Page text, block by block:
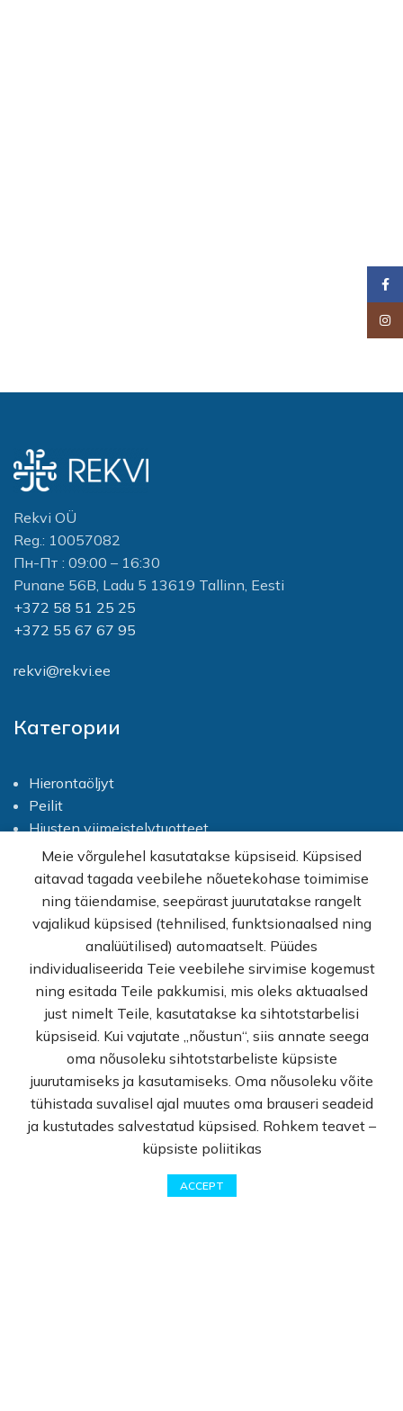
Rekvi OÜ
Reg.: 10057082
Пн-Пт : 09:00 – 16:30
Punane 56B, Ladu 5 13619 Tallinn, Eesti
+372 58 51 25 25
+372 55 67 67 95
rekvi@rekvi.ee
Категории
Hierontaöljyt
Peilit
Hiusten viimeistelytuotteet
Silmänsuojaimet
Ravintolisät ja terveelliset elintarvikkeet
Vartalonhoito
Hiustenhoito
Näohooldus
Käsien hoito
Jalkojen hoito
Koristeellinen kosmetiikka
Laste kosmeetika
Miesten kosmetiikka
Meie võrgulehel kasutatakse küpsiseid. Küpsised
aitavad tagada veebilehe nõuetekohase toimimise
ning täiendamise, seepärast juurutatakse rangelt
vajalikud küpsised (tehnilised, funktsionaalsed ning
analüütilised) automaatselt. Püüdes
individualiseerida Teie veebilehe sirvimise kogemust
ning esitada Teile pakkumisi, mis oleks aktuaalsed
just nimelt Teile, kasutatakse ka sihtotstarbelisi
küpsiseid. Kui vajutate „nõustun“, siis annate seega
oma nõusoleku sihtotstarbeliste küpsiste
juurutamiseks ja kasutamiseks. Oma nõusoleku võite
tühistada suvalisel ajal muutes oma brauseri seadeid
ja kustutades salvestatud küpsised. Rohkem teavet –
küpsiste poliitikas
ACCEPT
Wishlist